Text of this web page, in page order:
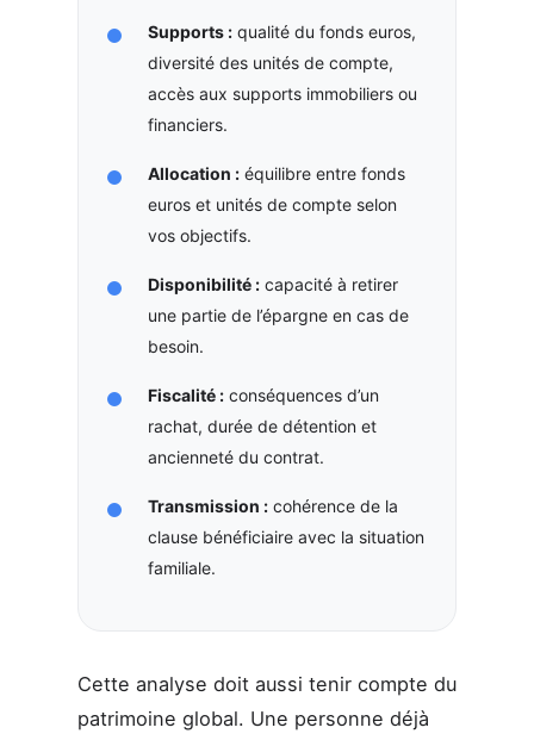
Supports :qualité du fonds euros,
diversité des unités de compte,
accès aux supports immobiliers ou
financiers.
Allocation :équilibre entre fonds
euros et unités de compte selon
vos objectifs.
Disponibilité :capacité à retirer
une partie de l’épargne en cas de
besoin.
Fiscalité :conséquences d’un
rachat, durée de détention et
ancienneté du contrat.
Transmission :cohérence de la
clause bénéficiaire avec la situation
familiale.
Cette analyse doit aussi tenir compte du
patrimoine global. Une personne déjà